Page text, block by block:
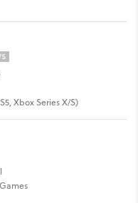
Xbox Series X/S)